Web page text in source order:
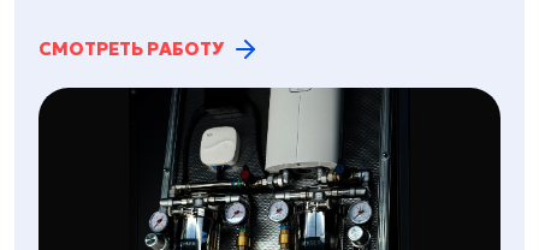
СМОТРЕТЬ РАБОТУ